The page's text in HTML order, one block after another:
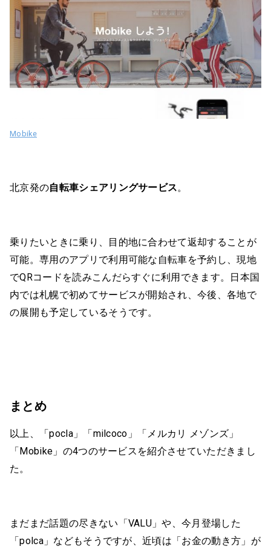
Mobike
北京発の自転車シェアリングサービス。
乗りたいときに乗り、目的地に合わせて返却することが
可能。専用のアプリで利用可能な自転車を予約し、現地
でQRコードを読みこんだらすぐに利用できます。日本国
内では札幌で初めてサービスが開始され、今後、各地で
の展開も予定しているそうです。
まとめ
以上、「pocla」「milcoco」「メルカリ メゾンズ」
「Mobike」の4つのサービスを紹介させていただきまし
た。
まだまだ話題の尽きない「VALU」や、今月登場した
「polca」などもそうですが、近頃は「お金の動き方」が